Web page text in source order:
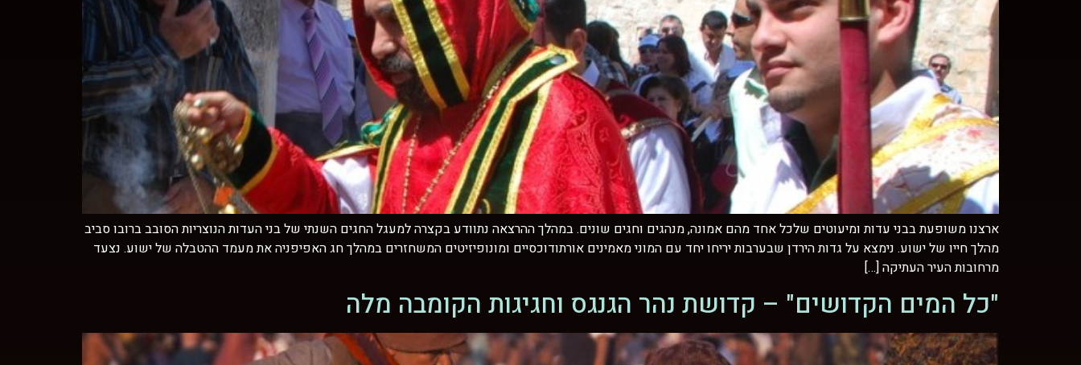
ארצנו משופעת בבני עדות ומיעוטים שלכל אחד מהם אמונה, מנהגים וחגים שונים. במהלך ההרצאה נתוודע בקצרה למעגל החגים השנתי של בני העדות הנוצריות הסובב ברובו סביב
מהלך חייו של ישוע. נימצא על גדות הירדן שבערבות יריחו יחד עם המוני מאמינים אורתודוכסיים ומונופיזיטים המשחזרים במהלך חג האפיפניה את מעמד ההטבלה של ישוע. נצעד
מרחובות העיר העתיקה […]
"כל המים הקדושים" – קדושת נהר הגנגס וחגיגות הקומבה מלה